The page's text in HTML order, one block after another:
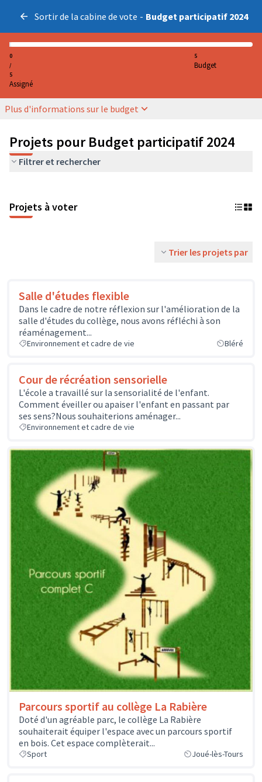
Sortir de la cabine de vote - Budget participatif 2024
0
/
5
Assigné
5
Budget
Plus d'informations sur le budget
Projets pour Budget participatif 2024
Filtrer et rechercher
Projets à voter
Trier les projets par
Salle d'études flexible
Dans le cadre de notre réflexion sur l'amélioration de la
salle d'études du collège, nous avons réfléchi à son
réaménagement...
Environnement et cadre de vie Bléré
Cour de récréation sensorielle
L'école a travaillé sur la sensorialité de l'enfant.
Comment éveiller ou apaiser l'enfant en passant par
ses sens?Nous souhaiterions aménager...
Environnement et cadre de vie
Parcours sportif au collège La Rabière
Doté d'un agréable parc, le collège La Rabière
souhaiterait équiper l'espace avec un parcours sportif
en bois. Cet espace complèterait...
Sport Joué-lès-Tours